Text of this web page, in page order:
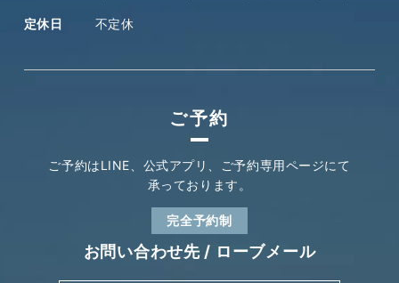
定休日 不定休
ご予約
ご予約はLINE、公式アプリ、
ご予約専用ページにて
承っております。
完全予約制
お問い合わせ先 / ローブメール